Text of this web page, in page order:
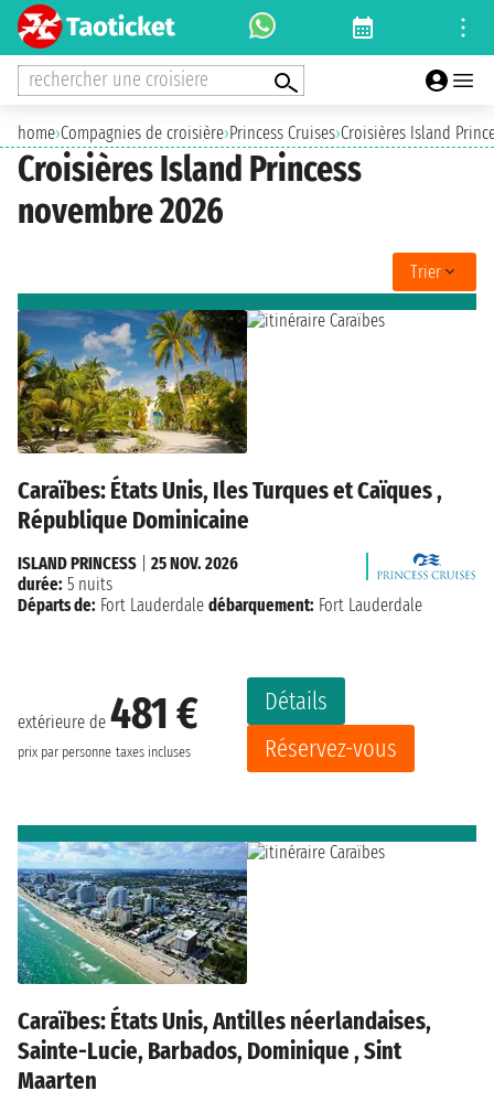
rechercher une croisiere
home›Compagnies de croisière›Princess Cruises›Croisières Island
Croisières Island Princess
novembre 2026
Trier
Caraïbes: États Unis, Iles Turques et Caïques ,
République Dominicaine
extérieure de 481 €
prix par personne taxes incluses
Détails
Réservez-vous
ISLAND PRINCESS
25 NOV. 2026
durée: 5 nuits
Départs de: Fort Lauderdale débarquement: Fort Lauderdale
Caraïbes: États Unis, Antilles néerlandaises,
Sainte-Lucie, Barbados, Dominique , Sint
Maarten